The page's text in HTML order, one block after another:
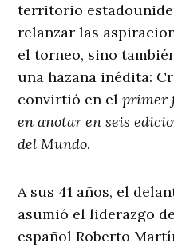
territorio
relanzar las
el torneo, sino
una hazaña inédita:
convirtió en elprimer
en anotar en seis
del Mundo.
A sus 41 años, el
asumió el liderazgo
español Roberto